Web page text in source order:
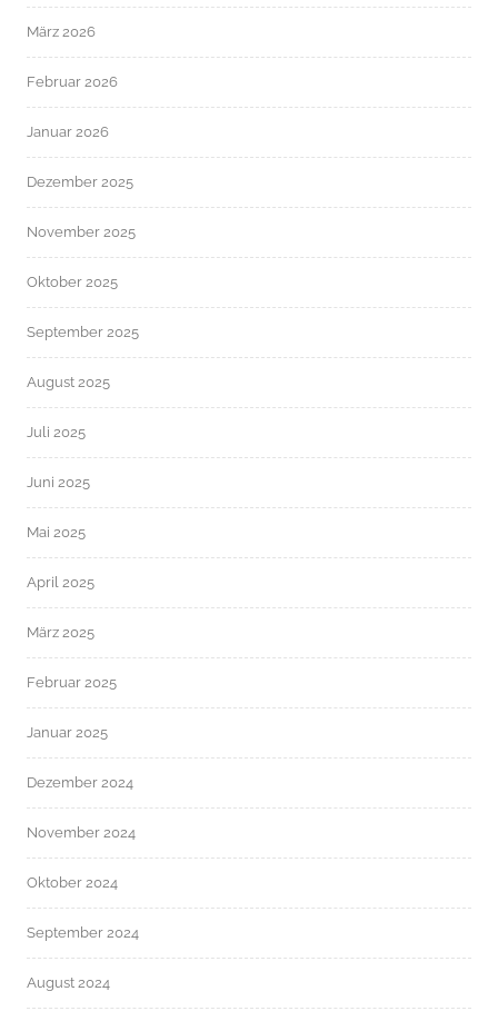
März 2026
Februar 2026
Januar 2026
Dezember 2025
November 2025
Oktober 2025
September 2025
August 2025
Juli 2025
Juni 2025
Mai 2025
April 2025
März 2025
Februar 2025
Januar 2025
Dezember 2024
November 2024
Oktober 2024
September 2024
August 2024